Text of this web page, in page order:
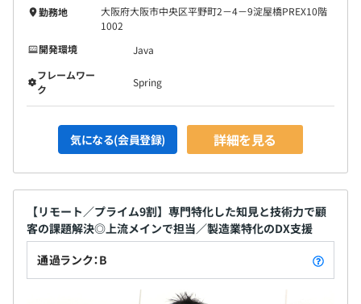
勤務地
大阪府大阪市中央区平野町2－4－9淀屋橋PREX10階
1002
開発環境
Java
フレームワー
ク
Spring
気になる(会員登録) 詳細を見る
【リモート／プライム9割】専門特化した知見と技術力で顧
客の課題解決◎上流メインで担当／製造業特化のDX支援
通過ランク：B